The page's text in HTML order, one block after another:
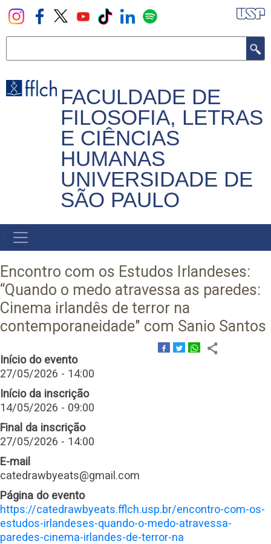
Pular
para
principal
FACULDADE DE
FILOSOFIA, LETRAS
E CIÊNCIAS
HUMANAS
UNIVERSIDADE DE
SÃO PAULO
NAVEGADOR
PRINCIPAL
Encontro com os Estudos Irlandeses:
“Quando o medo atravessa as paredes:
Cinema irlandês de terror na
contemporaneidade" com Sanio Santos
Início do evento
27/05/2026 - 14:00
Início da inscrição
14/05/2026 - 09:00
Final da inscrição
27/05/2026 - 14:00
E-mail
catedrawbyeats@gmail.com
Página do evento
https://catedrawbyeats.fflch.usp.br/encontro-com-os-
estudos-irlandeses-quando-o-medo-atravessa-
paredes-cinema-irlandes-de-terror-na